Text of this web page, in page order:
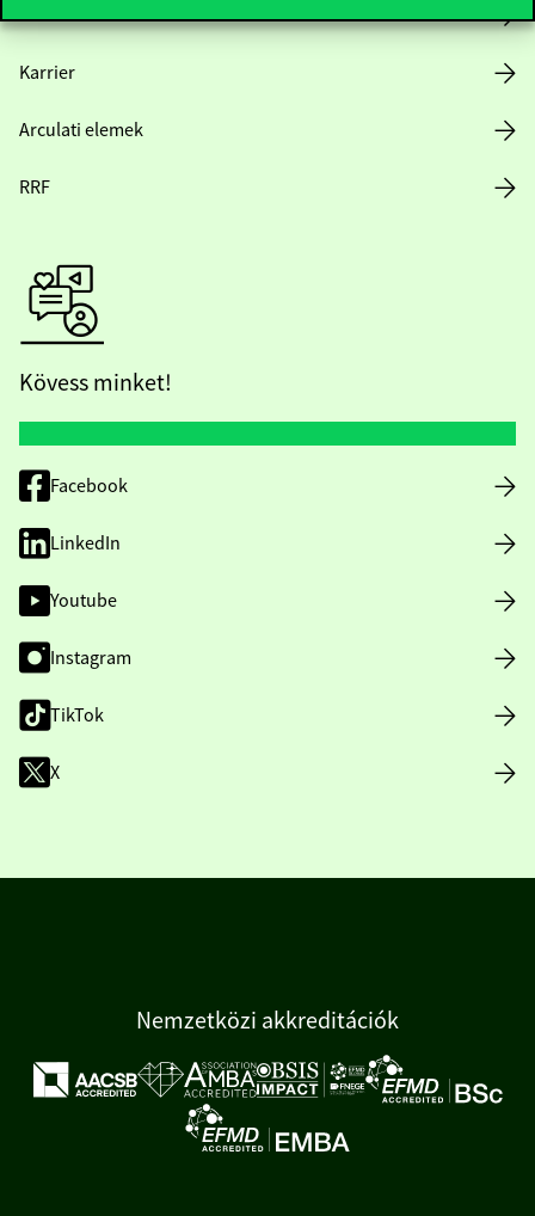
Közérdekű adatok
Karrier
Arculati elemek
RRF
Kövess minket!
Facebook
LinkedIn
Youtube
Instagram
TikTok
X
Nemzetközi akkreditációk